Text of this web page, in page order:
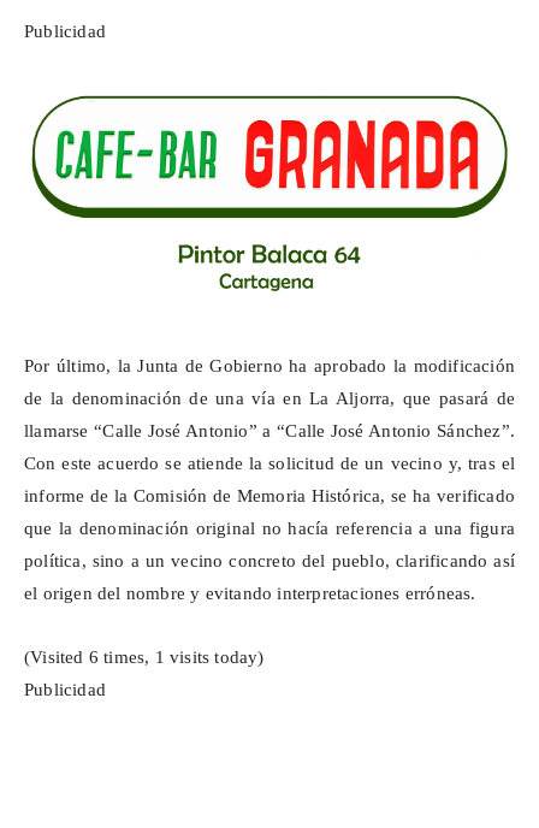
Publicidad
Por último, la Junta de Gobierno ha aprobado la modificación
de la denominación de una vía en La Aljorra, que pasará de
llamarse “Calle José Antonio” a “Calle José Antonio Sánchez”.
Con este acuerdo se atiende la solicitud de un vecino y, tras el
informe de la Comisión de Memoria Histórica, se ha verificado
que la denominación original no hacía referencia a una figura
política, sino a un vecino concreto del pueblo, clarificando así
el origen del nombre y evitando interpretaciones erróneas.
(Visited 6 times, 1 visits today)
Publicidad